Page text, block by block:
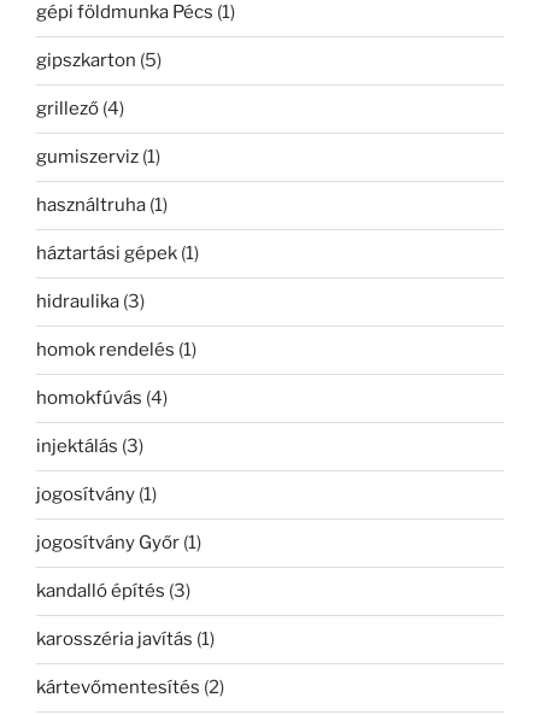
gépi földmunka Pécs (1)
gipszkarton (5)
grillező (4)
gumiszerviz (1)
használtruha (1)
háztartási gépek (1)
hidraulika (3)
homok rendelés (1)
homokfúvás (4)
injektálás (3)
jogosítvány (1)
jogosítvány Győr (1)
kandalló építés (3)
karosszéria javítás (1)
kártevőmentesítés (2)